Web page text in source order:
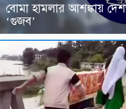
বোমা হামলার আশঙ্কায়
‘গুজব’